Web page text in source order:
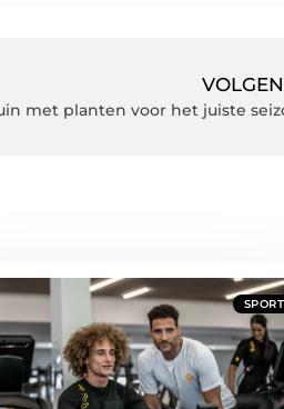
met planten voor het juiste
SPORT